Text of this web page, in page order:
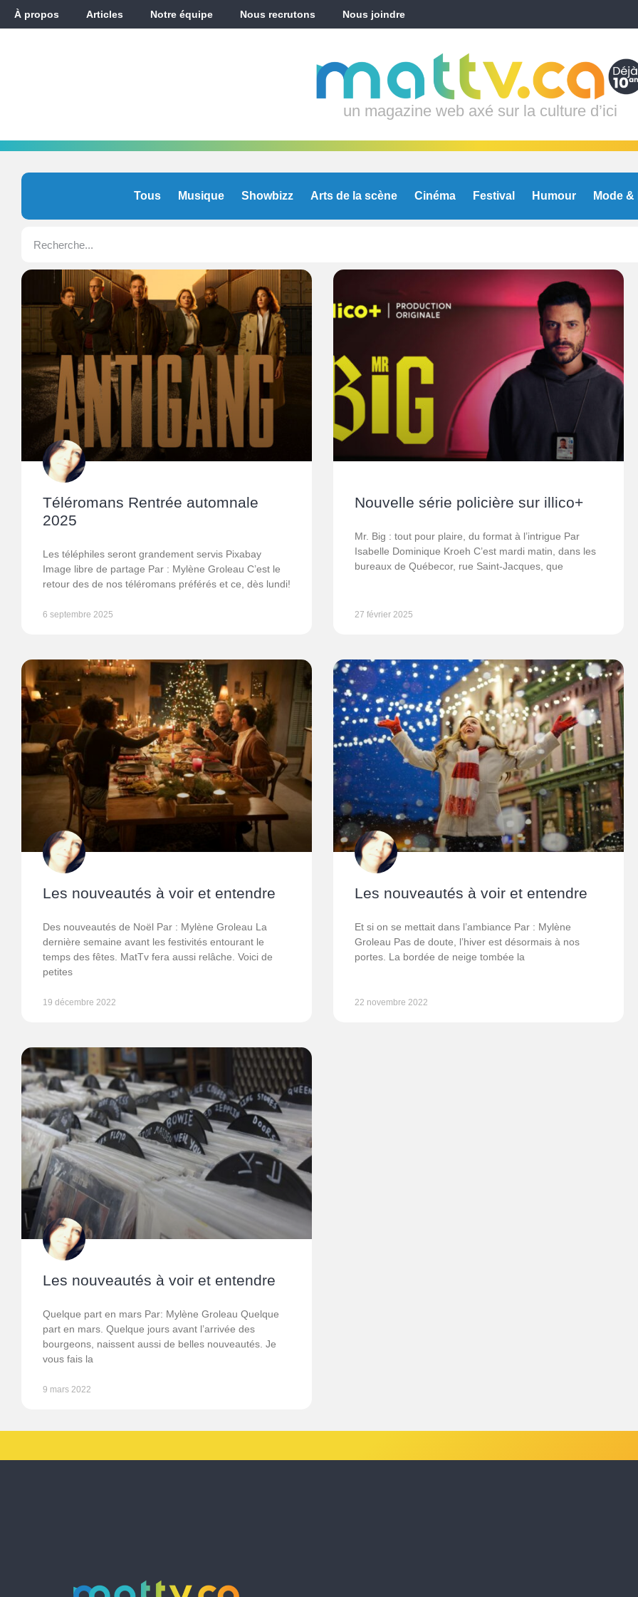
À propos Articles Notre équipe Nous recrutons Nous joindre
un magazine web axé sur la culture d’ici
Tous Musique Showbizz Arts de la scène Cinéma Festival Humour Mode
Téléromans Rentrée automnale
2025
Les téléphiles seront grandement servis Pixabay
Image libre de partage Par : Mylène Groleau C’est le
retour des de nos téléromans préférés et ce, dès lundi!
6 septembre 2025
Nouvelle série policière sur illico+
Mr. Big : tout pour plaire, du format à l’intrigue Par
Isabelle Dominique Kroeh C’est mardi matin, dans les
bureaux de Québecor, rue Saint-Jacques, que
27 février 2025
Les nouveautés à voir et entendre
Des nouveautés de Noël Par : Mylène Groleau La
dernière semaine avant les festivités entourant le
temps des fêtes. MatTv fera aussi relâche. Voici de
petites
19 décembre 2022
Les nouveautés à voir et entendre
Et si on se mettait dans l’ambiance Par : Mylène
Groleau Pas de doute, l’hiver est désormais à nos
portes. La bordée de neige tombée la
22 novembre 2022
Les nouveautés à voir et entendre
Quelque part en mars Par: Mylène Groleau Quelque
part en mars. Quelque jours avant l’arrivée des
bourgeons, naissent aussi de belles nouveautés. Je
vous fais la
9 mars 2022